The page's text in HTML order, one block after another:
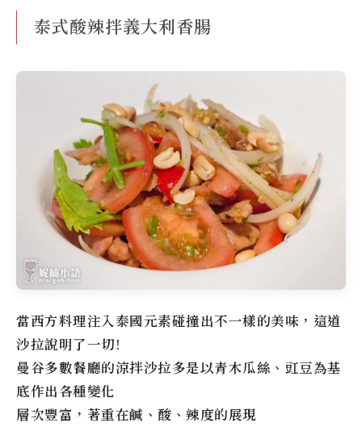
泰式酸辣拌義大利香腸
當西方料理注入泰國元素碰撞出不一樣的美味，這道
沙拉說明了一切!
曼谷多數餐廳的涼拌沙拉多是以青木瓜絲、豇豆為基
底作出各種變化
層次豐富，著重在鹹、酸、辣度的展現